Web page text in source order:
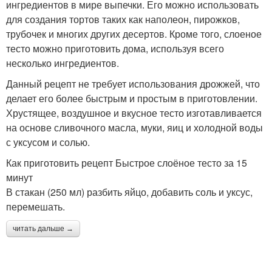
ингредиентов в мире выпечки. Его можно использовать
для создания тортов таких как наполеон, пирожков,
трубочек и многих других десертов. Кроме того, слоеное
тесто можно приготовить дома, используя всего
несколько ингредиентов.
Данный рецепт не требует использования дрожжей, что
делает его более быстрым и простым в приготовлении.
Хрустящее, воздушное и вкусное тесто изготавливается
на основе сливочного масла, муки, яиц и холодной воды
с уксусом и солью.
Как приготовить рецепт Быстрое слоёное тесто за 15
минут
В стакан (250 мл) разбить яйцо, добавить соль и уксус,
перемешать.
читать дальше →